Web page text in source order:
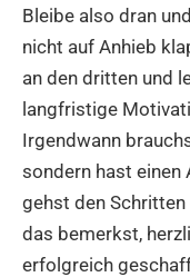
Bleibe also dran
nicht auf Anhieb
an den dritten und
langfristige
Irgendwann
sondern hast
gehst den
das bemerkst,
erfolgreich